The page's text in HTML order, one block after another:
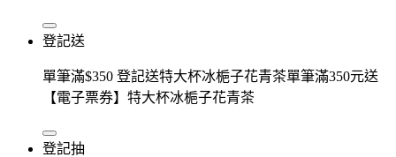
登記送
單筆滿$350 登記送特大杯冰梔子花青茶單筆滿350元送
【電子票券】特大杯冰梔子花青茶
登記抽